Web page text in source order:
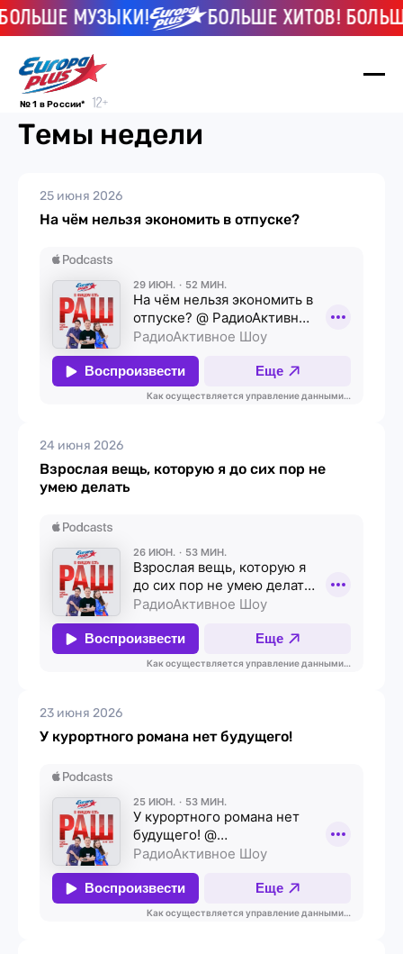
МУЗЫКИ! БОЛЬШЕ ХИТОВ! БОЛЬШЕ
№ 1 в России*
Темы недели
25 июня 2026
На чём нельзя экономить в отпуске?
24 июня 2026
Взрослая вещь, которую я до сих пор не
умею делать
23 июня 2026
У курортного романа нет будущего!